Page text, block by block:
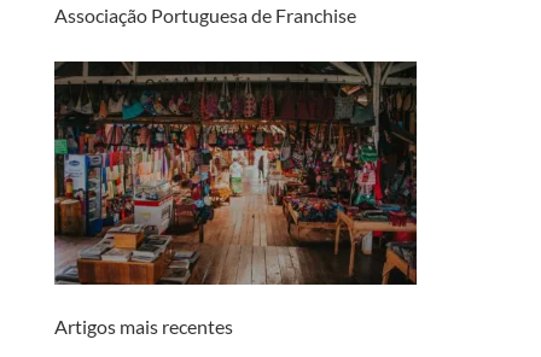
Associação Portuguesa de Franchise
Artigos mais recentes